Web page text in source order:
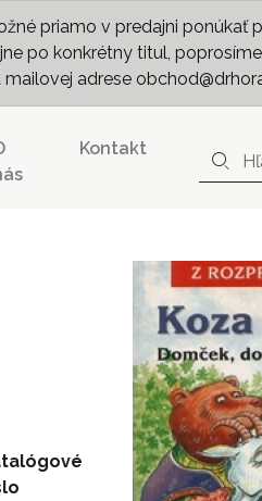
priamo v predajni
po konkrétny titul,
adrese
Kontakt